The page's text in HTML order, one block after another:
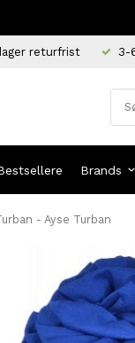
returfrist 3-
Brands
- Ayse Turban